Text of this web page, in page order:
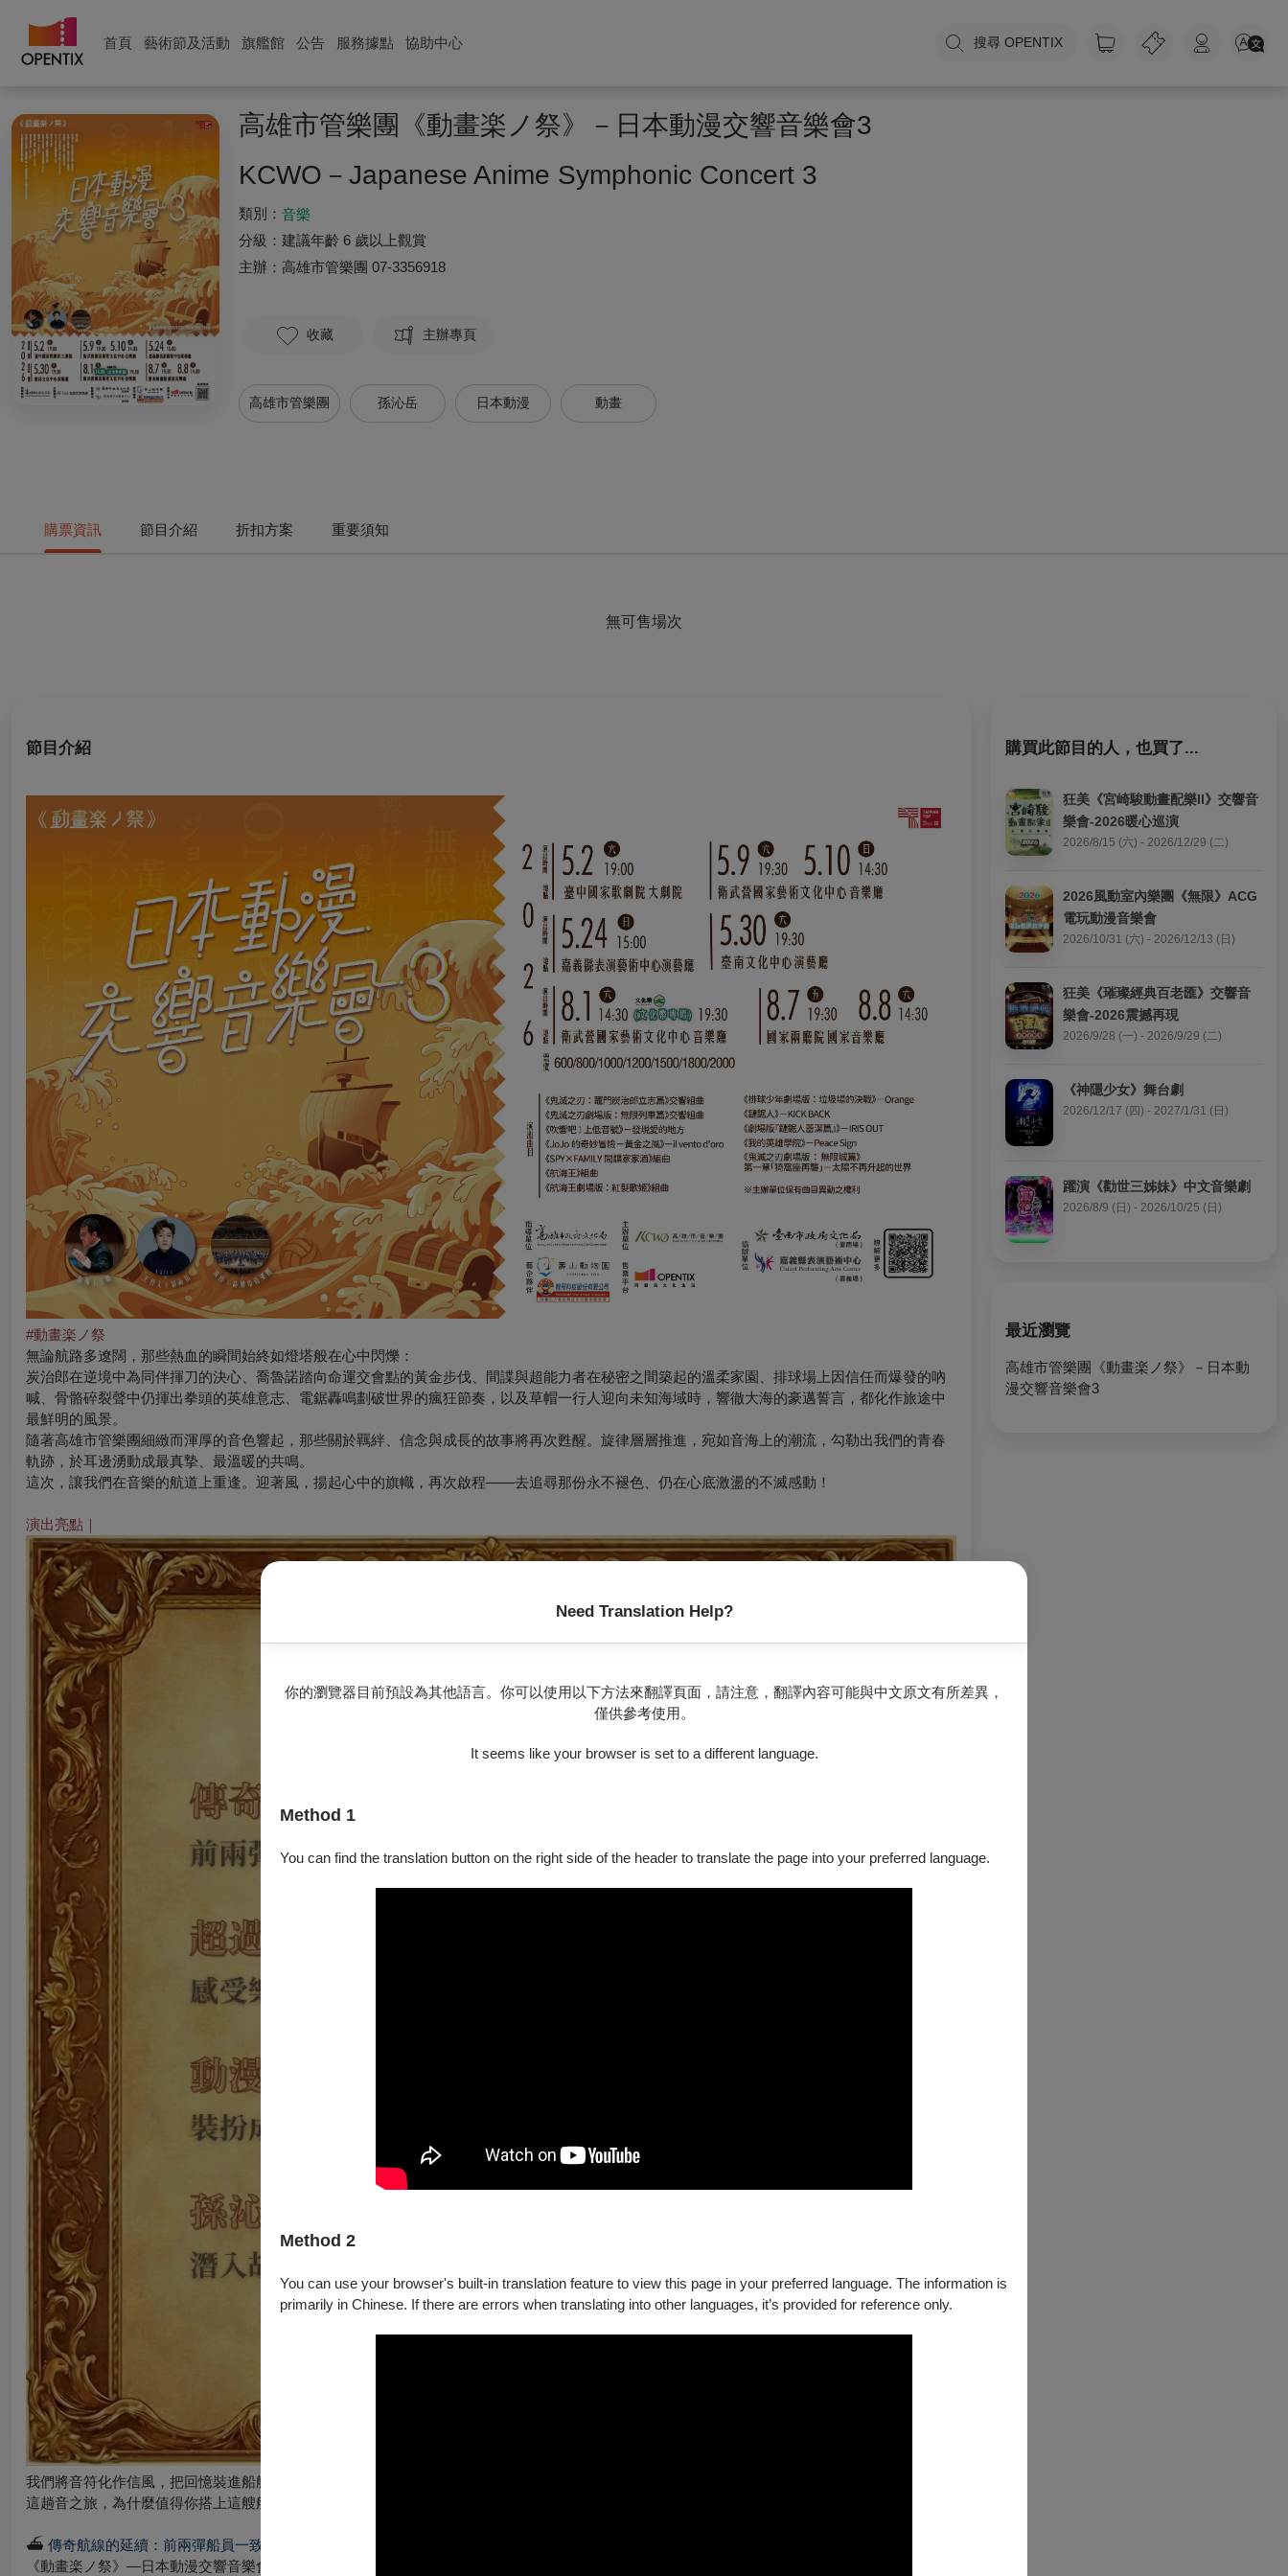
首頁 藝術節及活動 旗艦館 公告 服務據點 協助中心 搜尋 OPENTIX
Need Translation Help?
你的瀏覽器目前預設為其他語言。你可以使用以下方法來翻譯頁面，請注意，翻譯內容可能與中文原文有所差異，
僅供參考使用。
It seems like your browser is set to a different language.
Method 1
You can find the translation button on the right side of the header to translate the page into your preferred language.
Method 2
You can use your browser's built-in translation feature to view this page in your preferred language. The information is
primarily in Chinese. If there are errors when translating into other languages, it’s provided for reference only.
高雄市管樂團《動畫楽ノ祭》－日本動漫交響音樂會3
KCWO－Japanese Anime Symphonic Concert 3
類別： 音樂
分級： 建議年齡 6 歲以上觀賞
主辦： 高雄市管樂團 07-3356918
收藏 主辦專頁
高雄市管樂團 孫沁岳 日本動漫 動畫
購票資訊 節目介紹 折扣方案 重要須知
無可售場次
節目介紹
#動畫楽ノ祭
無論航路多遼闊，那些熱血的瞬間始終如燈塔般在心中閃爍：
炭治郎在逆境中為同伴揮刀的決心、喬魯諾踏向命運交會點的黃金步伐、間諜與超能力者在秘密之間築起的溫柔家園、排球場上因信任而爆發的吶
喊、骨骼碎裂聲中仍揮出拳頭的英雄意志、電鋸轟鳴劃破世界的瘋狂節奏，以及草帽一行人迎向未知海域時，響徹大海的豪邁誓言，都化作旅途中
最鮮明的風景。
隨著高雄市管樂團細緻而渾厚的音色響起，那些關於羈絆、信念與成長的故事將再次甦醒。旋律層層推進，宛如音海上的潮流，勾勒出我們的青春
軌跡，於耳邊湧動成最真摯、最溫暖的共鳴。
這次，讓我們在音樂的航道上重逢。迎著風，揚起心中的旗幟，再次啟程——去追尋那份永不褪色、仍在心底激盪的不滅感動！
演出亮點｜
我們將音符化作信風，把回憶裝進船艙，準備好要在這天，帶你航向那片名為「青春共鳴」的音樂之海。
這趟音之旅，為什麼值得你搭上這艘船？
⛴︎ 傳奇航線的延續：前兩彈船員一致肯定、接近滿分的見證
《動畫楽ノ祭》—日本動漫交響音樂會的航線已走過兩場熱血篇章，無論是選曲的共鳴感或現場的震撼張力，皆在滿分5分的演後回饋中，寫下超過
購買此節目的人，也買了...
狂美《宮崎駿動畫配樂II》交響音
樂會-2026暖心巡演
2026/8/15 (六) - 2026/12/29 (二)
2026風動室內樂團《無限》ACG
電玩動漫音樂會
2026/10/31 (六) - 2026/12/13 (日)
狂美《璀璨經典百老匯》交響音
樂會-2026震撼再現
2026/9/28 (一) - 2026/9/29 (二)
《神隱少女》舞台劇
2026/12/17 (四) - 2027/1/31 (日)
躍演《勸世三姊妹》中文音樂劇
2026/8/9 (日) - 2026/10/25 (日)
最近瀏覽
高雄市管樂團《動畫楽ノ祭》－日本動
漫交響音樂會3